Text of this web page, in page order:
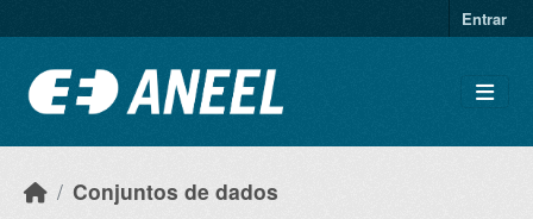
Entrar
Conjuntos de dados